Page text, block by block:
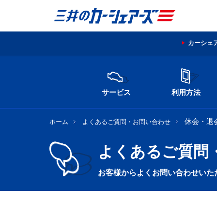
カーシェ
サービス 利用方法
ホーム よくあるご質問・お問い合わせ 休会・退
よくあるご質問
お客様からよくお問い合わせい